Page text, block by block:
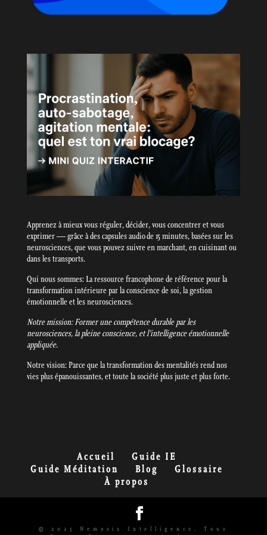
Apprenez à mieux vous réguler, décider, vous concentrer et vous
exprimer — grâce à des capsules audio de 15 minutes, basées sur les
neurosciences, que vous pouvez suivre en marchant, en cuisinant ou
dans les transports.
Qui nous sommes: La ressource francophone de référence pour la
transformation intérieure par la conscience de soi, la gestion
émotionnelle et les neurosciences.
Notre mission: Former une compétence durable par les
neurosciences, la pleine conscience, et l’intelligence émotionnelle
appliquée.
Notre vision: Parce que la transformation des mentalités rend nos
vies plus épanouissantes, et toute la société plus juste et plus forte.
Accueil
Guide IE
Guide Méditation
Blog
Glossaire
À propos
© 2025 Nemosia Intelligence. Tous